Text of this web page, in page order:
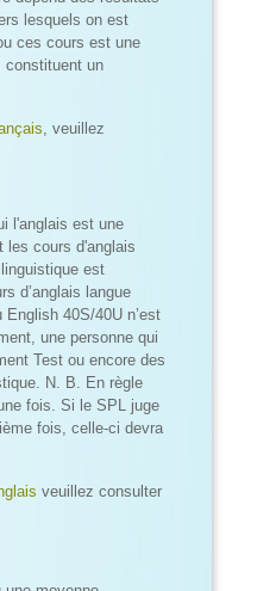
lesquels on est
ces cours est une
constituent un
, veuillez
l'anglais est une
les cours d'anglais
est
d’anglais langue
40S/40U n’est
une personne qui
Test ou encore des
N. B. En règle
fois. Si le SPL juge
fois, celle-ci devra
veuillez consulter